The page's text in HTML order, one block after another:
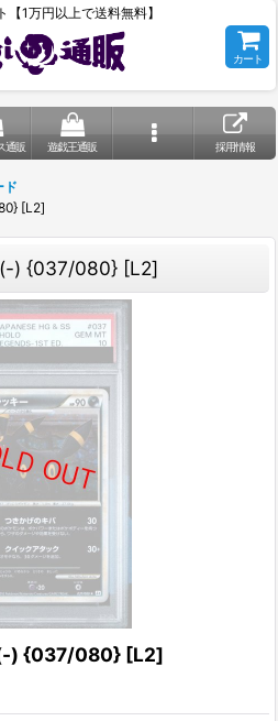
【1万円以上で送料無料】
カート
通販 遊戯王通販 採用情報
ド
[L2]
(-) {037/080} [L2]
(-) {037/080} [L2]